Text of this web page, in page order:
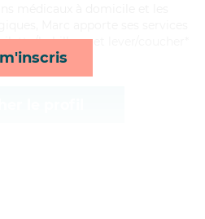
habillage et lever/coucher*